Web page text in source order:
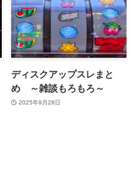
ディスクアップスレまと
め ～雑談もろもろ～
2025年9月28日